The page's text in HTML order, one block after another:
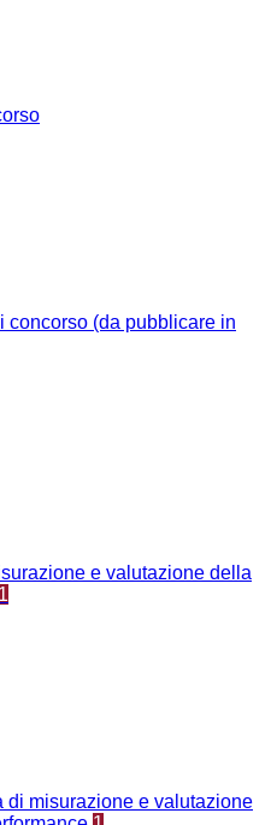
concorso (da pubblicare in
e valutazione della
1
di misurazione e valutazione